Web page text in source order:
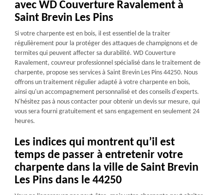
avec WD Couverture Ravalement à
Saint Brevin Les Pins
Si votre charpente est en bois, il est essentiel de la traiter
régulièrement pour la protéger des attaques de champignons et de
termites qui peuvent affecter sa durabilité. WD Couverture
Ravalement, couvreur professionnel spécialisé dans le traitement de
charpente, propose ses services à Saint Brevin Les Pins 44250. Nous
offrons un traitement régulier adapté à votre charpente en bois,
ainsi qu'un accompagnement personnalisé et des conseils d'experts.
N'hésitez pas à nous contacter pour obtenir un devis sur mesure, qui
vous sera fourni gratuitement et sans engagement en seulement 24
heures.
Les indices qui montrent qu’il est
temps de passer à entretenir votre
charpente dans la ville de Saint Brevin
Les Pins dans le 44250